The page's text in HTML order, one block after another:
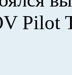
Pilot